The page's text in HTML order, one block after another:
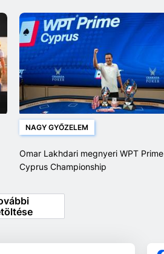
NAGY GYŐZELEM
Omar Lakhdari megnyeri WPT Prime
Cyprus Championship